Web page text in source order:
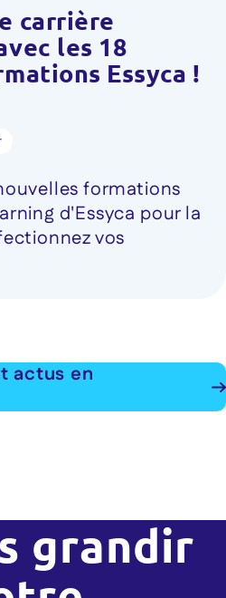
carrière
les 18
Essyca !
formations
d'Essyca pour la
vos
actus en
grandir